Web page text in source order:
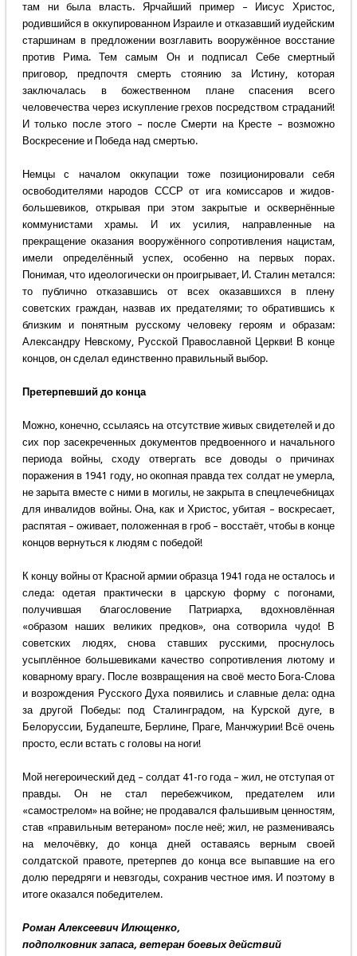
там ни была власть. Ярчайший пример – Иисус Христос,
родившийся в оккупированном Израиле и отказавший иудейским
старшинам в предложении возглавить вооружённое восстание
против Рима. Тем самым Он и подписал Себе смертный
приговор, предпочтя смерть стоянию за Истину, которая
заключалась в божественном плане спасения всего
человечества через искупление грехов посредством страданий!
И только после этого – после Смерти на Кресте – возможно
Воскресение и Победа над смертью.
Немцы с началом оккупации тоже позиционировали себя
освободителями народов СССР от ига комиссаров и жидов-
большевиков, открывая при этом закрытые и осквернённые
коммунистами храмы. И их усилия, направленные на
прекращение оказания вооружённого сопротивления нацистам,
имели определённый успех, особенно на первых порах.
Понимая, что идеологически он проигрывает, И. Сталин метался:
то публично отказавшись от всех оказавшихся в плену
советских граждан, назвав их предателями; то обратившись к
близким и понятным русскому человеку героям и образам:
Александру Невскому, Русской Православной Церкви! В конце
концов, он сделал единственно правильный выбор.
Претерпевший до конца
Можно, конечно, ссылаясь на отсутствие живых свидетелей и до
сих пор засекреченных документов предвоенного и начального
периода войны, сходу отвергать все доводы о причинах
поражения в 1941 году, но окопная правда тех солдат не умерла,
не зарыта вместе с ними в могилы, не закрыта в спецлечебницах
для инвалидов войны. Она, как и Христос, убитая – воскресает,
распятая – оживает, положенная в гроб – восстаёт, чтобы в конце
концов вернуться к людям с победой!
К концу войны от Красной армии образца 1941 года не осталось и
следа: одетая практически в царскую форму с погонами,
получившая благословение Патриарха, вдохновлённая
«образом наших великих предков», она сотворила чудо! В
советских людях, снова ставших русскими, проснулось
усыплённое большевиками качество сопротивления лютому и
коварному врагу. После возвращения на своё место Бога-Слова
и возрождения Русского Духа появились и славные дела: одна
за другой Победы: под Сталинградом, на Курской дуге, в
Белоруссии, Будапеште, Берлине, Праге, Манчжурии! Всё очень
просто, если встать с головы на ноги!
Мой негероический дед – солдат 41-го года – жил, не отступая от
правды. Он не стал перебежчиком, предателем или
«самострелом» на войне; не продавался фальшивым ценностям,
став «правильным ветераном» после неё; жил, не размениваясь
на мелочёвку, до конца дней оставаясь верным своей
солдатской правоте, претерпев до конца все выпавшие на его
долю передряги и невзгоды, сохранив честное имя. И поэтому в
итоге оказался победителем.
Роман Алексеевич Илющенко,
подполковник запаса, ветеран боевых действий